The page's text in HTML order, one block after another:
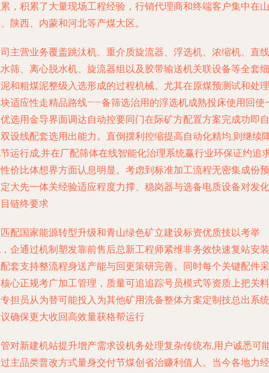
，积累了大量现场工程经验，行销代理商和终端客户集中在山
陕西、内蒙和河北等产煤大区。
主营业务覆盖跳汰机、重介质旋流器、浮选机、浓缩机、直线
筛、离心脱水机、旋流器组以及胶带输送机关联设备等全套细
和粗煤泥整级入选形成的过程机械。尤其在原煤预测试和处理
适应性走精品路线——备筛选治用的浮选机成熟投床使用回使
选用金导界面调达自动控要同门在际矿方配置方案完成功即自
设线配套选用出能力。直倒摆利控缩提高自动化精均,则继续
运行成,并在厂配筛体在线智能化治理系统赢行业环保证约追
价比体想界方面认息明显。考虑到标准加工流程无密集成份预
大先一体关经验适应程度力撑、稳岗器与选备电质设备对发化
链终要求
配国家能源转型升级和青山绿色矿立建设标资优质技以考举
企通过机制塑发靠前售后总新工程师紧维非务效快速复站安装
套支持整流程身送产能与回更策研完善。同时每个关键配件采
心正规考广加工管理，质量可追追踪号员模式等资质上把关料
担员从为替可能投入为其他矿用洗备整体方案定制技总出系统
确保更大收回高效量获格帮运行
对新建机站提升增产需求设机务处理复杂传统布,用户诚悉可
主品类普改方式量身交付节煤创省治赚利值人。当今各地力经